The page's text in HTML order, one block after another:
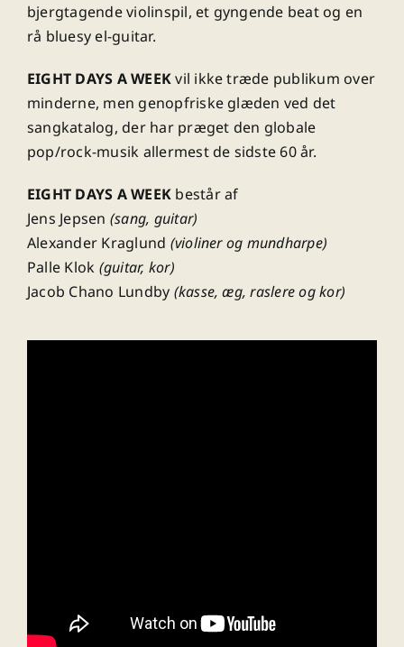
bjergtagende violinspil, et gyngende beat og en
rå bluesy el-guitar.
EIGHT DAYS A WEEKvil ikke træde publikum over
minderne, men genopfriske glæden ved det
sangkatalog, der har præget den globale
pop/rock-musik allermest de sidste 60 år.
EIGHT DAYS A WEEK består af
Jens Jepsen (sang, guitar)
Alexander Kraglund (violiner og mundharpe)
Palle Klok (guitar, kor)
Jacob Chano Lundby (kasse, æg, raslere og kor)